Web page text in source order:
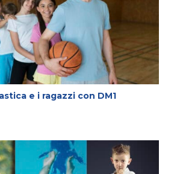
e i ragazzi con DM1